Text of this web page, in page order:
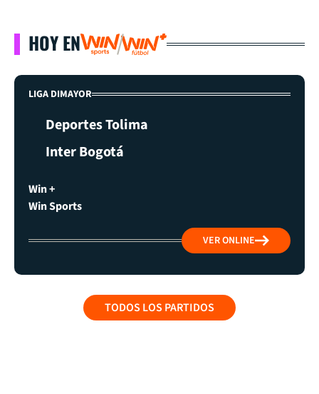
HOY EN
LIGA DIMAYOR
Deportes Tolima
Inter Bogotá
Win +
Win Sports
VER ONLINE
TODOS LOS PARTIDOS